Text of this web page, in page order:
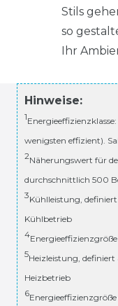
Stils
so
Ihr
Hinweise:
1
wenigsten effizient).
2Näherungswert für
durchschnittlich 500
3Kühlleistung,
Kühlbetrieb
4
5Heizleistung,
Heizbetrieb
6